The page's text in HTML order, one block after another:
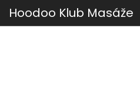
Hoodoo Klub Masáže